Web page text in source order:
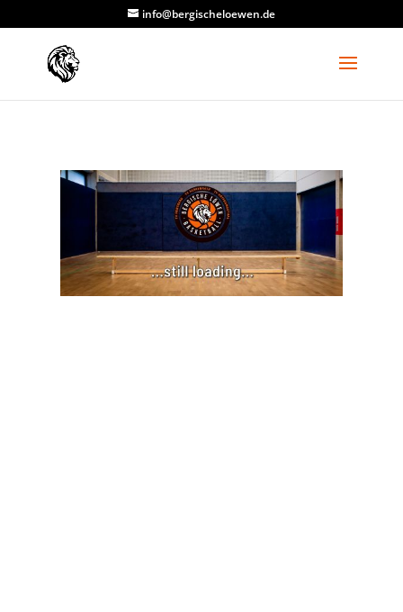
info@bergischeloewen.de